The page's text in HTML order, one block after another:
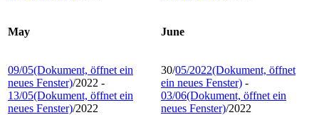
May June
09/05(Dokument, öffnet ein
neues Fenster)/2022 -
13/05(Dokument, öffnet ein
neues Fenster)/2022
30/05/2022(Dokument, öffnet
ein neues Fenster) -
03/06(Dokument, öffnet ein
neues Fenster)/2022